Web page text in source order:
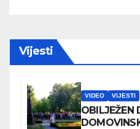
Vijesti
VIDEO VIJESTI
OBILJEŽEN